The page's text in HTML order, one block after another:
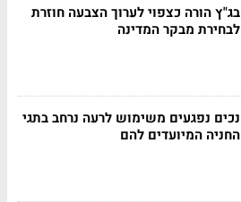
בג"ץ הורה כצפוי לערוך הצבעה חוזרת
לבחירת מבקר המדינה
נכים נפגעים משימוש לרעה נרחב בתגי
החניה המיועדים להם